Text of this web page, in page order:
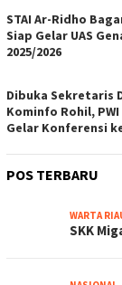
STAI Ar-Ridho
Siap Gelar UAS
2025/2026
Dibuka Sekretaris
Kominfo Rohil,
Gelar Konferensi
POS TERBARU
WARTA
SKK